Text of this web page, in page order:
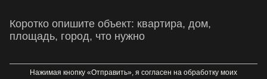
Нажимая кнопку «Отправить», я согласен на обработку моих